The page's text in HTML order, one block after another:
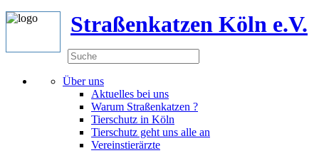
Straßenkatzen Köln e.V.
Über uns
Aktuelles bei uns
Warum Straßenkatzen ?
Tierschutz in Köln
Tierschutz geht uns alle an
Vereinstierärzte